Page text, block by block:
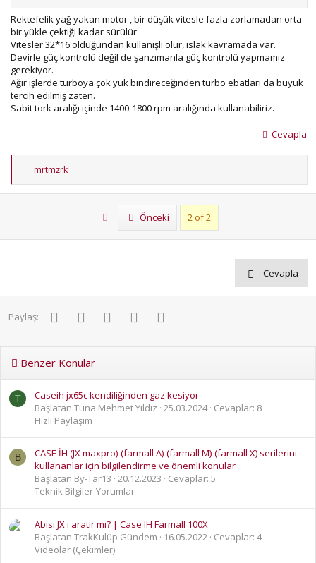
Rektefelik yağ yakan motor , bir düşük vitesle fazla zorlamadan orta
bir yükle çektiği kadar sürülür.
Vitesler 32*16 olduğundan kullanışlı olur, ıslak kavramada var.
Devirle güç kontrolü değil de şanzımanla güç kontrolü yapmamız
gerekiyor.
Ağır işlerde turboya çok yük bindireceğinden turbo ebatları da büyük
tercih edilmiş zaten.
Sabit tork aralığı içinde 1400-1800 rpm aralığında kullanabiliriz.
Cevapla
T
p
mrtmzrk
Önceki 2 of 2
Cevapla
Paylaş: FacebookTwitter PinterestWhatsApp
Benzer Konular
T
Caseih jx65c kendiliğinden gaz kesiyor
Başlatan Tuna Mehmet Yıldız 25.03.2024 Cevaplar: 8
Hızlı Paylaşım
B
CASE İH (JX maxpro)-(farmall A)-(farmall M)-(farmall X) serilerini
kullananlar için bilgilendirme ve önemli konular
Başlatan By-Tar13 20.12.2023
Cevaplar: 5
Teknik Bilgiler-Yorumlar
Abisi JX'i aratır mı? | Case IH Farmall 100X
Başlatan TrakKulüp Gündem
16.05.2022 Cevaplar: 4
Videolar (Çekimler)